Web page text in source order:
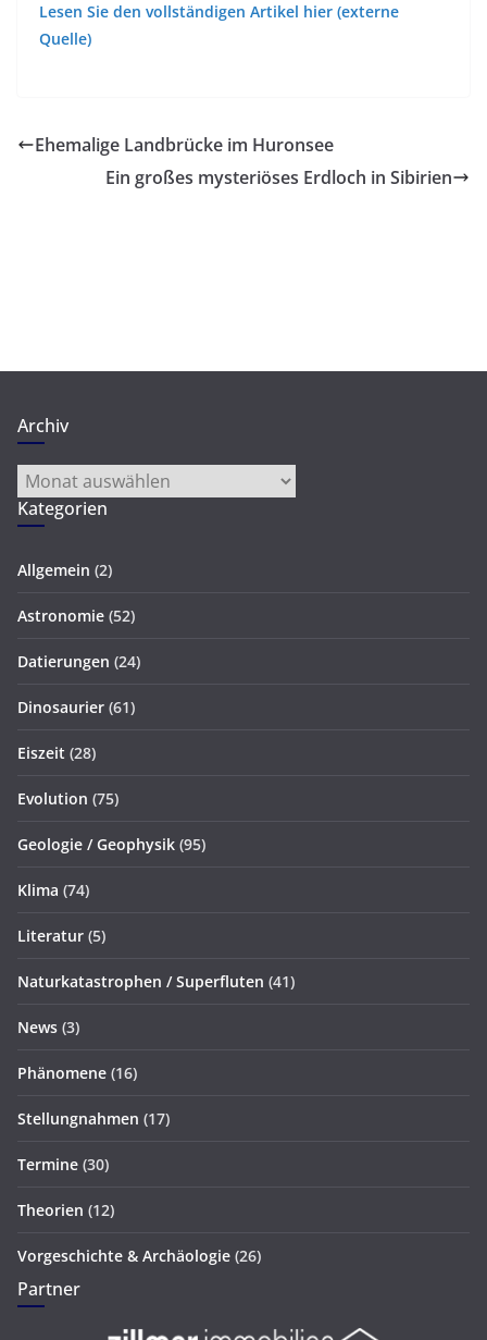
Lesen Sie den vollständigen Artikel hier (externe
Quelle)
Ehemalige Landbrücke im Huronsee
Ein großes mysteriöses Erdloch in Sibirien
Archiv
Archiv
Kategorien
Allgemein (2)
Astronomie (52)
Datierungen (24)
Dinosaurier (61)
Eiszeit (28)
Evolution (75)
Geologie / Geophysik (95)
Klima (74)
Literatur (5)
Naturkatastrophen / Superfluten (41)
News (3)
Phänomene (16)
Stellungnahmen (17)
Termine (30)
Theorien (12)
Vorgeschichte & Archäologie (26)
Partner